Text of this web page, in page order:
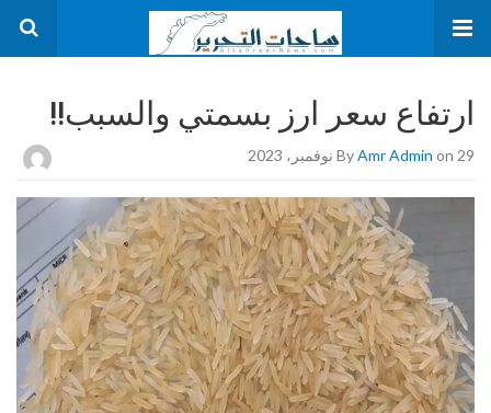
ارتفاع سعر ارز بسمتي والسبب!!
ByAmr Admin on 29 نوفمبر، 2023